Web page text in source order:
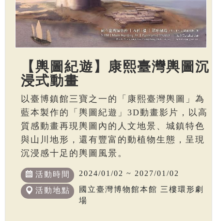
【輿圖紀遊】康熙臺灣輿圖沉
浸式動畫
以臺博鎮館三寶之一的「康熙臺灣輿圖」為
藍本製作的「輿圖紀遊」3D動畫影片，以高
質感動畫再現輿圖內的人文地景、城鎮特色
與山川地形，還有豐富的動植物生態，呈現
沉浸感十足的輿圖風景。
活動時間 2024/01/02 ~ 2027/01/02
活動地點
國立臺灣博物館本館 三樓環形劇
場